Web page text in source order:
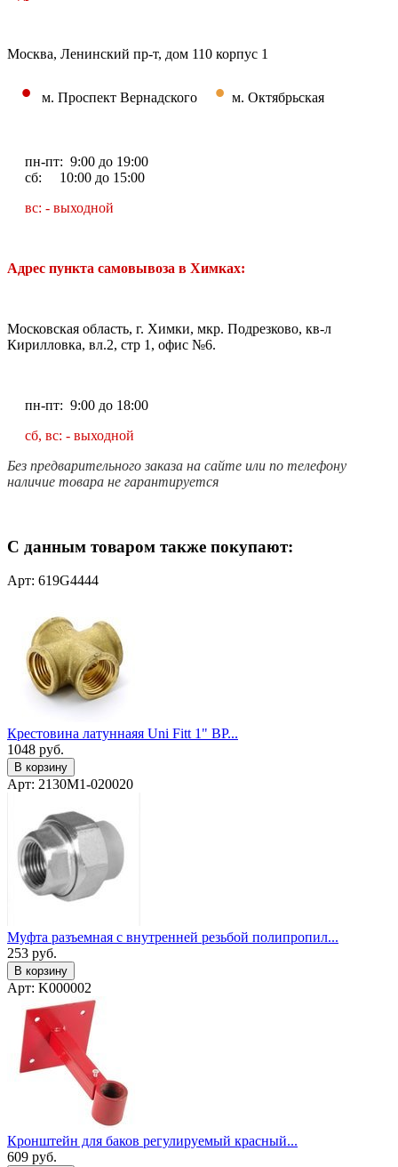
Москва, Ленинский пр-т, дом 110 корпус 1
• м. Проспект Вернадского • м. Октябрьская
пн-пт: 9:00 до 19:00
сб: 10:00 до 15:00
вс: - выходной
Адрес пункта самовывоза в Химках:
Московская область, г. Химки, мкр. Подрезково, кв-л
Кирилловка, вл.2, стр 1, офис №6.
пн-пт: 9:00 до 18:00
сб, вс: - выходной
Без предварительного заказа на сайте или по телефону
наличие товара не гарантируется
С данным товаром также покупают:
Арт: 619G4444
Крестовина латуннаяя Uni Fitt 1" ВР...
1048 руб.
В корзину
Арт: 2130M1-020020
Муфта разъемная с внутренней резьбой полипропил...
253 руб.
В корзину
Арт: K000002
Кронштейн для баков регулируемый красный...
609 руб.